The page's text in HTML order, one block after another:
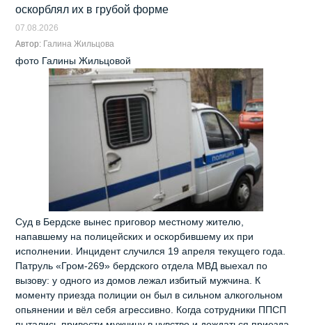
оскорблял их в грубой форме
07.08.2026
Автор: Галина Жильцова
фото Галины Жильцовой
Суд в Бердске вынес приговор местному жителю,
напавшему на полицейских и оскорбившему их при
исполнении. Инцидент случился 19 апреля текущего года.
Патруль «Гром‑269» бердского отдела МВД выехал по
вызову: у одного из домов лежал избитый мужчина. К
моменту приезда полиции он был в сильном алкогольном
опьянении и вёл себя агрессивно. Когда сотрудники ППСП